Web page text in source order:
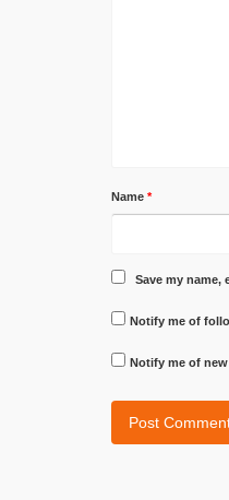
Name *
Save my name,
Notify me of
Notify me of